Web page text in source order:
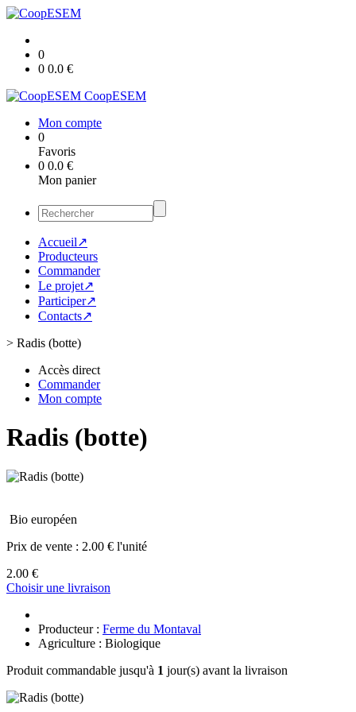
0
0 0.0 €
CoopESEM
Mon compte
0
Favoris
0 0.0 €
Mon panier
Accueil↗
Producteurs
Commander
Le projet↗
Participer↗
Contacts↗
> Radis (botte)
Accès direct
Commander
Mon compte
Radis (botte)
Bio européen
Prix de vente : 2.00 € l'unité
2.00 €
Choisir une livraison
Producteur : Ferme du Montaval
Agriculture : Biologique
Produit commandable jusqu'à 1 jour(s) avant la livraison